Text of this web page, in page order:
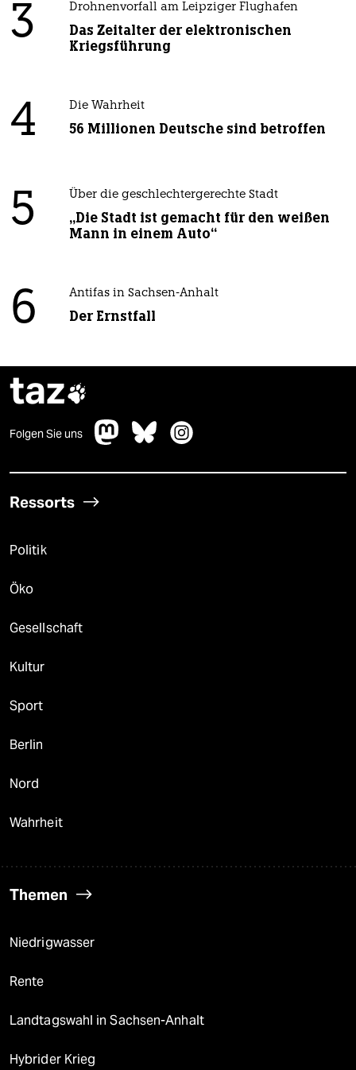
3 Drohnenvorfall am Leipziger Flughafen
Das Zeitalter der elektronischen
Kriegsführung
4 Die Wahrheit
56 Millionen Deutsche sind betroffen
5 Über die geschlechtergerechte Stadt
„Die Stadt ist gemacht für den weißen
Mann in einem Auto“
6 Antifas in Sachsen-Anhalt
Der Ernstfall
taz
Folgen Sie uns
Ressorts
Politik
Öko
Gesellschaft
Kultur
Sport
Berlin
Nord
Wahrheit
Themen
Niedrigwasser
Rente
Landtagswahl in Sachsen-Anhalt
Hybrider Krieg